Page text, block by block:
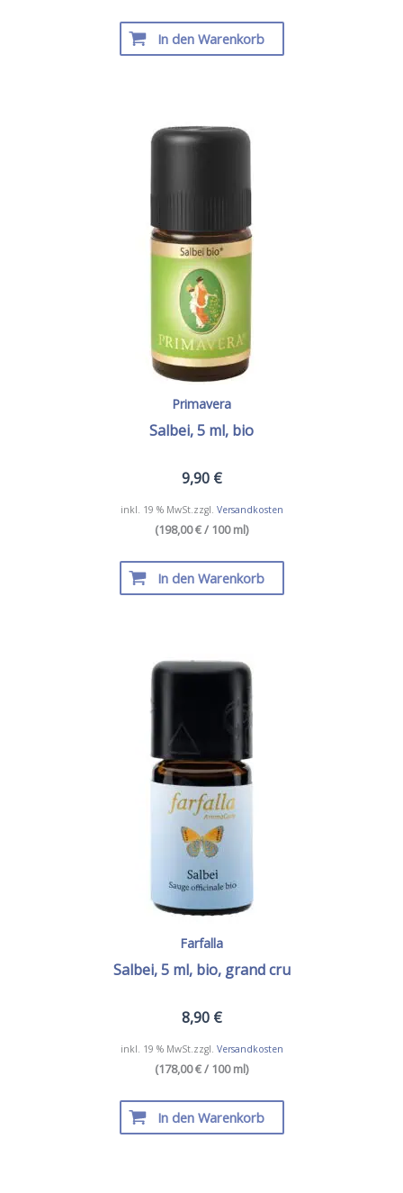
In den Warenkorb
Primavera
Salbei, 5 ml, bio
9,90 €
inkl. 19 % MwSt.zzgl. Versandkosten
(198,00 € / 100 ml)
In den Warenkorb
Farfalla
Salbei, 5 ml, bio, grand cru
8,90 €
inkl. 19 % MwSt.zzgl. Versandkosten
(178,00 € / 100 ml)
In den Warenkorb